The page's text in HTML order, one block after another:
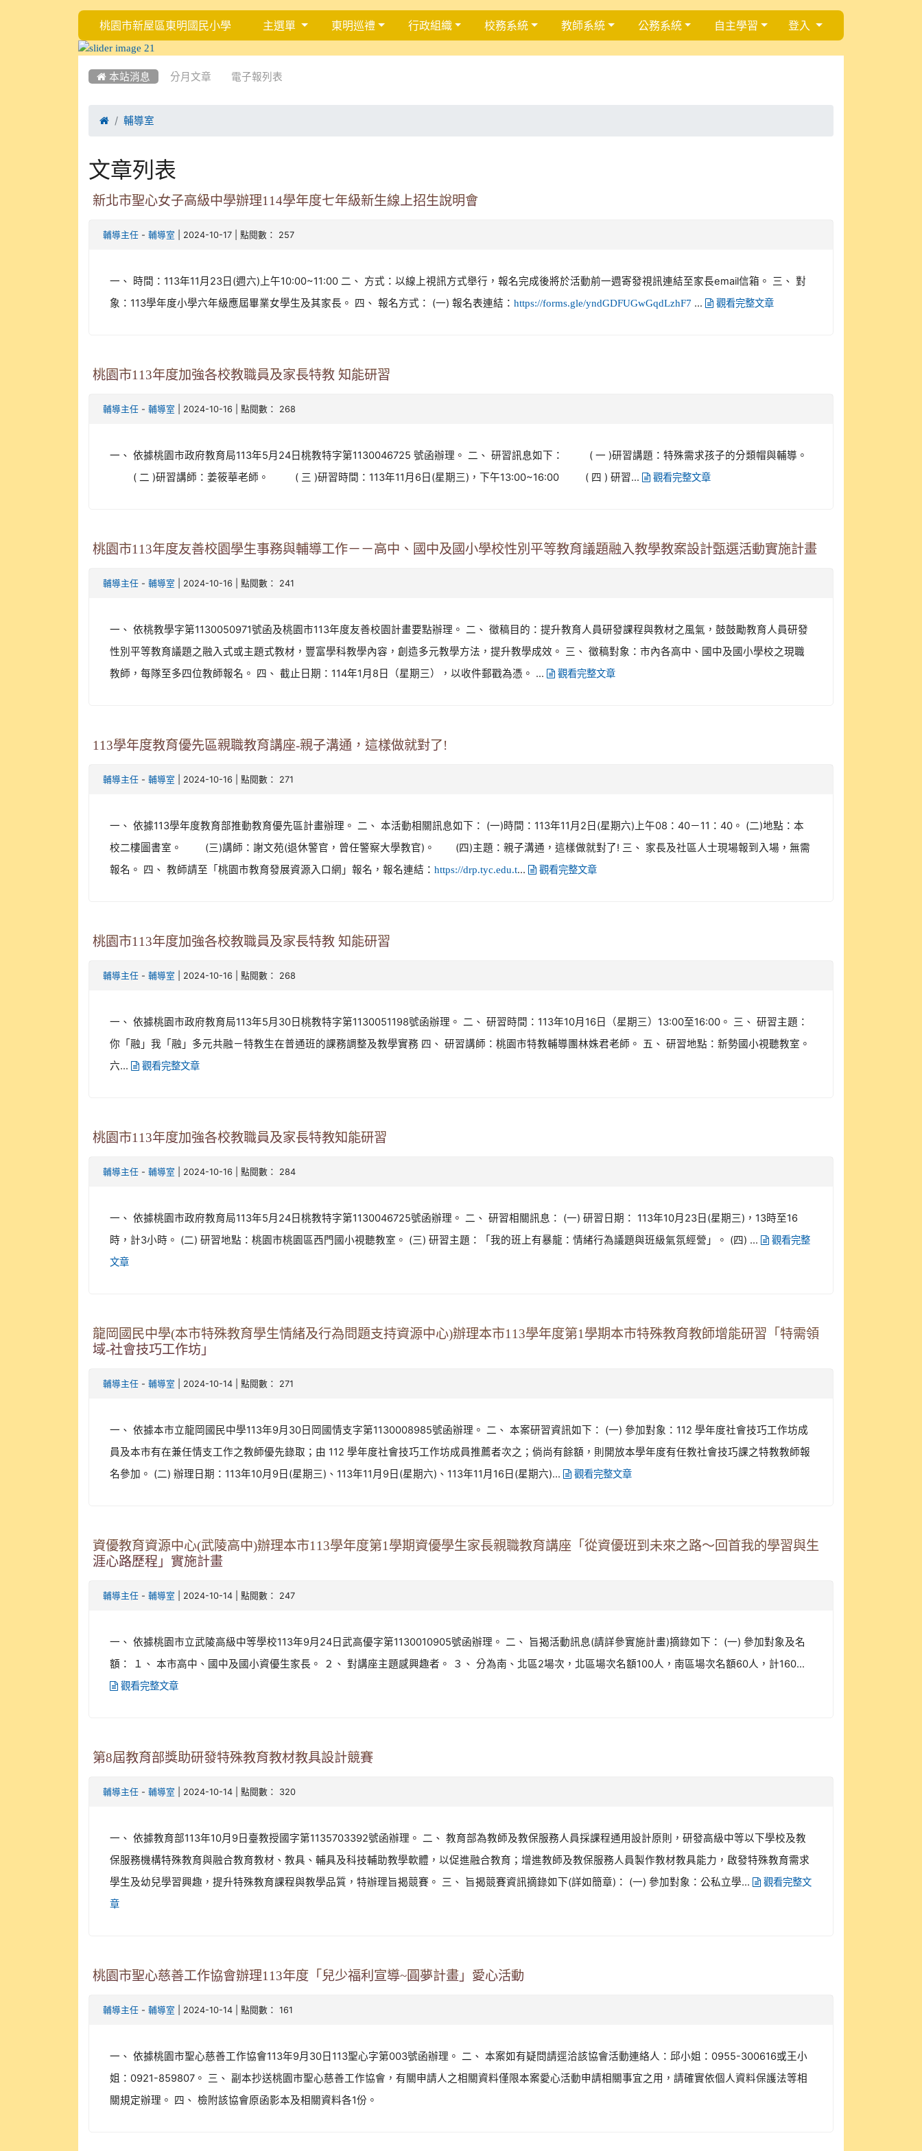
桃園市新屋區東明國民小學 主選單 東明巡禮 行政組織 校務系統 教師系統 公務系統 自主學習 登入
 本站消息 分月文章 電子報列表
 輔導室
文章列表
新北市聖心女子高級中學辦理114學年度七年級新生線上招生說明會
輔導主任 -輔導室 | 2024-10-17 | 點閱數： 257
一、 時間：113年11月23日(週六)上午10:00~11:00 二、 方式：以線上視訊方式舉行，報名完成後將於活動前一週寄發視訊連結至家長email信箱。 三、 對
象：113學年度小學六年級應屆畢業女學生及其家長。 四、 報名方式： (一) 報名表連結：https://forms.gle/yndGDFUGwGqdLzhF7 ... 觀看完整文章
桃園市113年度加強各校教職員及家長特教 知能研習
輔導主任 -輔導室 | 2024-10-16 | 點閱數： 268
一、 依據桃園市政府教育局113年5月24日桃教特字第1130046725 號函辦理。 二、 研習訊息如下： ( 一 )研習講題：特殊需求孩子的分類帽與輔導。
( 二 )研習講師：姜筱華老師。 ( 三 )研習時間：113年11月6日(星期三)，下午13:00~16:00 ( 四 ) 研習...
觀看完整文章
桃園市113年度友善校園學生事務與輔導工作－－高中、國中及國小學校性別平等教育議題融入教學教案設計甄選活動實施計畫
輔導主任 -輔導室 | 2024-10-16 | 點閱數： 241
一、 依桃教學字第1130050971號函及桃園市113年度友善校園計畫要點辦理。 二、 徵稿目的：提升教育人員研發課程與教材之風氣，鼓鼓勵教育人員研發
性別平等教育議題之融入式或主題式教材，豐富學科教學內容，創造多元教學方法，提升教學成效。 三、 徵稿對象：市內各高中、國中及國小學校之現職
教師，每隊至多四位教師報名。 四、 截止日期：114年1月8日（星期三），以收件郵戳為憑。 ...
觀看完整文章
113學年度教育優先區親職教育講座-親子溝通，這樣做就對了!
輔導主任 -輔導室 | 2024-10-16 | 點閱數： 271
一、 依據113學年度教育部推動教育優先區計畫辦理。 二、 本活動相關訊息如下： (一)時間：113年11月2日(星期六)上午08：40－11：40。 (二)地點：本
校二樓圖書室。 (三)講師：謝文苑(退休警官，曾任警察大學教官)。 (四)主題：親子溝通，這樣做就對了! 三、 家長及社區人士現場報到入場，無需
報名。 四、 教師請至「桃園市教育發展資源入口網」報名，報名連結：https://drp.tyc.edu.t... 觀看完整文章
桃園市113年度加強各校教職員及家長特教 知能研習
輔導主任 -輔導室 | 2024-10-16 | 點閱數： 268
一、 依據桃園市政府教育局113年5月30日桃教特字第1130051198號函辦理。 二、 研習時間：113年10月16日（星期三）13:00至16:00。 三、 研習主題：
你「融」我「融」多元共融－特教生在普通班的課務調整及教學實務 四、 研習講師：桃園市特教輔導團林姝君老師。 五、 研習地點：新勢國小視聽教室。
六...
觀看完整文章
桃園市113年度加強各校教職員及家長特教知能研習
輔導主任 -輔導室 | 2024-10-16 | 點閱數： 284
一、 依據桃園市政府教育局113年5月24日桃教特字第1130046725號函辦理。 二、 研習相關訊息： (一) 研習日期： 113年10月23日(星期三)，13時至16
時，計3小時。 (二) 研習地點：桃園市桃園區西門國小視聽教室。 (三) 研習主題：「我的班上有暴龍：情緒行為議題與班級氣氛經營」。 (四) ...
觀看完整
文章
龍岡國民中學(本市特殊教育學生情緒及行為問題支持資源中心)辦理本市113學年度第1學期本市特殊教育教師增能研習「特需領
域-社會技巧工作坊」
輔導主任 -輔導室 | 2024-10-14 | 點閱數： 271
一、 依據本市立龍岡國民中學113年9月30日岡國情支字第1130008985號函辦理。 二、 本案研習資訊如下： (一) 參加對象：112 學年度社會技巧工作坊成
員及本市有在兼任情支工作之教師優先錄取；由 112 學年度社會技巧工作坊成員推薦者次之；倘尚有餘額，則開放本學年度有任教社會技巧課之特教教師報
名參加。 (二) 辦理日期：113年10月9日(星期三)、113年11月9日(星期六)、113年11月16日(星期六)...
觀看完整文章
資優教育資源中心(武陵高中)辦理本市113學年度第1學期資優學生家長親職教育講座「從資優班到未來之路～回首我的學習與生
涯心路歷程」實施計畫
輔導主任 -輔導室 | 2024-10-14 | 點閱數： 247
一、 依據桃園市立武陵高級中等學校113年9月24日武高優字第1130010905號函辦理。 二、 旨揭活動訊息(請詳參實施計畫)摘錄如下： (一) 參加對象及名
額： １、 本市高中、國中及國小資優生家長。 ２、 對講座主題感興趣者。 ３、 分為南、北區2場次，北區場次名額100人，南區場次名額60人，計160...
觀看完整文章
第8屆教育部獎助研發特殊教育教材教具設計競賽
輔導主任 -輔導室 | 2024-10-14 | 點閱數： 320
一、 依據教育部113年10月9日臺教授國字第1135703392號函辦理。 二、 教育部為教師及教保服務人員採課程通用設計原則，研發高級中等以下學校及教
保服務機構特殊教育與融合教育教材、教具、輔具及科技輔助教學軟體，以促進融合教育；增進教師及教保服務人員製作教材教具能力，啟發特殊教育需求
學生及幼兒學習興趣，提升特殊教育課程與教學品質，特辦理旨揭競賽。 三、 旨揭競賽資訊摘錄如下(詳如簡章)： (一) 參加對象：公私立學...
觀看完整文
章
桃園市聖心慈善工作協會辦理113年度「兒少福利宣導~圓夢計畫」愛心活動
輔導主任 -輔導室 | 2024-10-14 | 點閱數： 161
一、 依據桃園市聖心慈善工作協會113年9月30日113聖心字第003號函辦理。 二、 本案如有疑問請逕洽該協會活動連絡人：邱小姐：0955-300616或王小
姐：0921-859807。 三、 副本抄送桃園市聖心慈善工作協會，有關申請人之相關資料僅限本案愛心活動申請相關事宜之用，請確實依個人資料保護法等相
關規定辦理。 四、 檢附該協會原函影本及相關資料各1份。